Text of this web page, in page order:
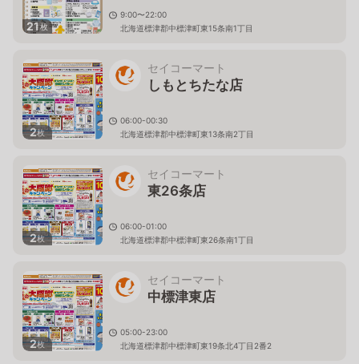
21枚
9:00〜22:00
北海道標津郡中標津町東15条南1丁目
2枚
セイコーマート
しもとちたな店
06:00-00:30
北海道標津郡中標津町東13条南2丁目
2枚
セイコーマート
東26条店
06:00-01:00
北海道標津郡中標津町東26条南1丁目
2枚
セイコーマート
中標津東店
05:00-23:00
北海道標津郡中標津町東19条北4丁目2番2